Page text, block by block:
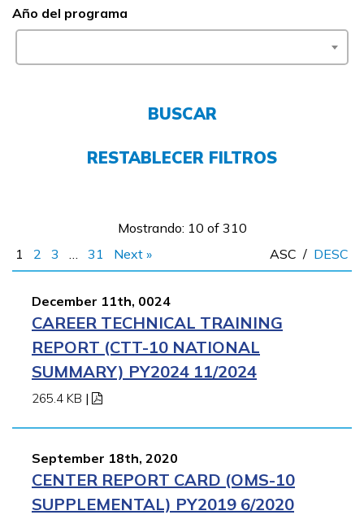
Empleadores
Año del programa
BUSCAR
RESTABLECER FILTROS
Mostrando: 10 of 310
1
2 3 … 31 Next » ASC / DESC
December 11th, 0024
CAREER TECHNICAL TRAINING
REPORT (CTT-10 NATIONAL
SUMMARY) PY2024 11/2024
265.4 KB |
September 18th, 2020
CENTER REPORT CARD (OMS-10
SUPPLEMENTAL) PY2019 6/2020